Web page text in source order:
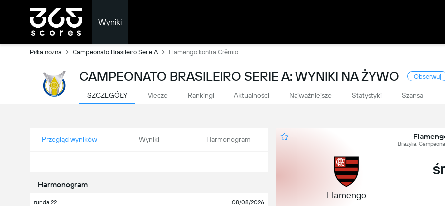
Wyniki
Piłka nożna Campeonato Brasileiro Serie A Flamengo kontra Grêmio
CAMPEONATO BRASILEIRO SERIE A: WYNIKI NA ŻYWO Obserwuj
SZCZEGÓŁY Mecze Rankingi Aktualności Najważniejsze Statystyki Szansa
Przegląd wyników Wyniki Harmonogram
Harmonogram
runda 22 08/08/2026
Brazylia,
Flamengo